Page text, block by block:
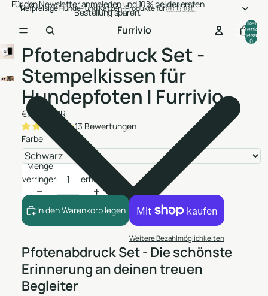
Für den Newsletter anmeleden und 10% bei der ersten
Bestellung sparen.
Tiefpreisige Hunde- und Katzen-Produkte für 🇦🇹 🇩🇪
Furrivio
Artikel im
Warenkorb
insgesamt:
0
Pfotenabdruck Set -
Stempelkissen für
Hundepfoten | Furrivio
€12,99 EUR
13 Bewertungen
Farbe
Menge
verringern
Menge
erhöhen
In den Warenkorb legen
Weitere Bezahlmöglichkeiten
Pfotenabdruck Set - Die schönste
Erinnerung an deinen treuen
Begleiter